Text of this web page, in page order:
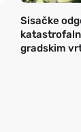
Sisačke
gradskim